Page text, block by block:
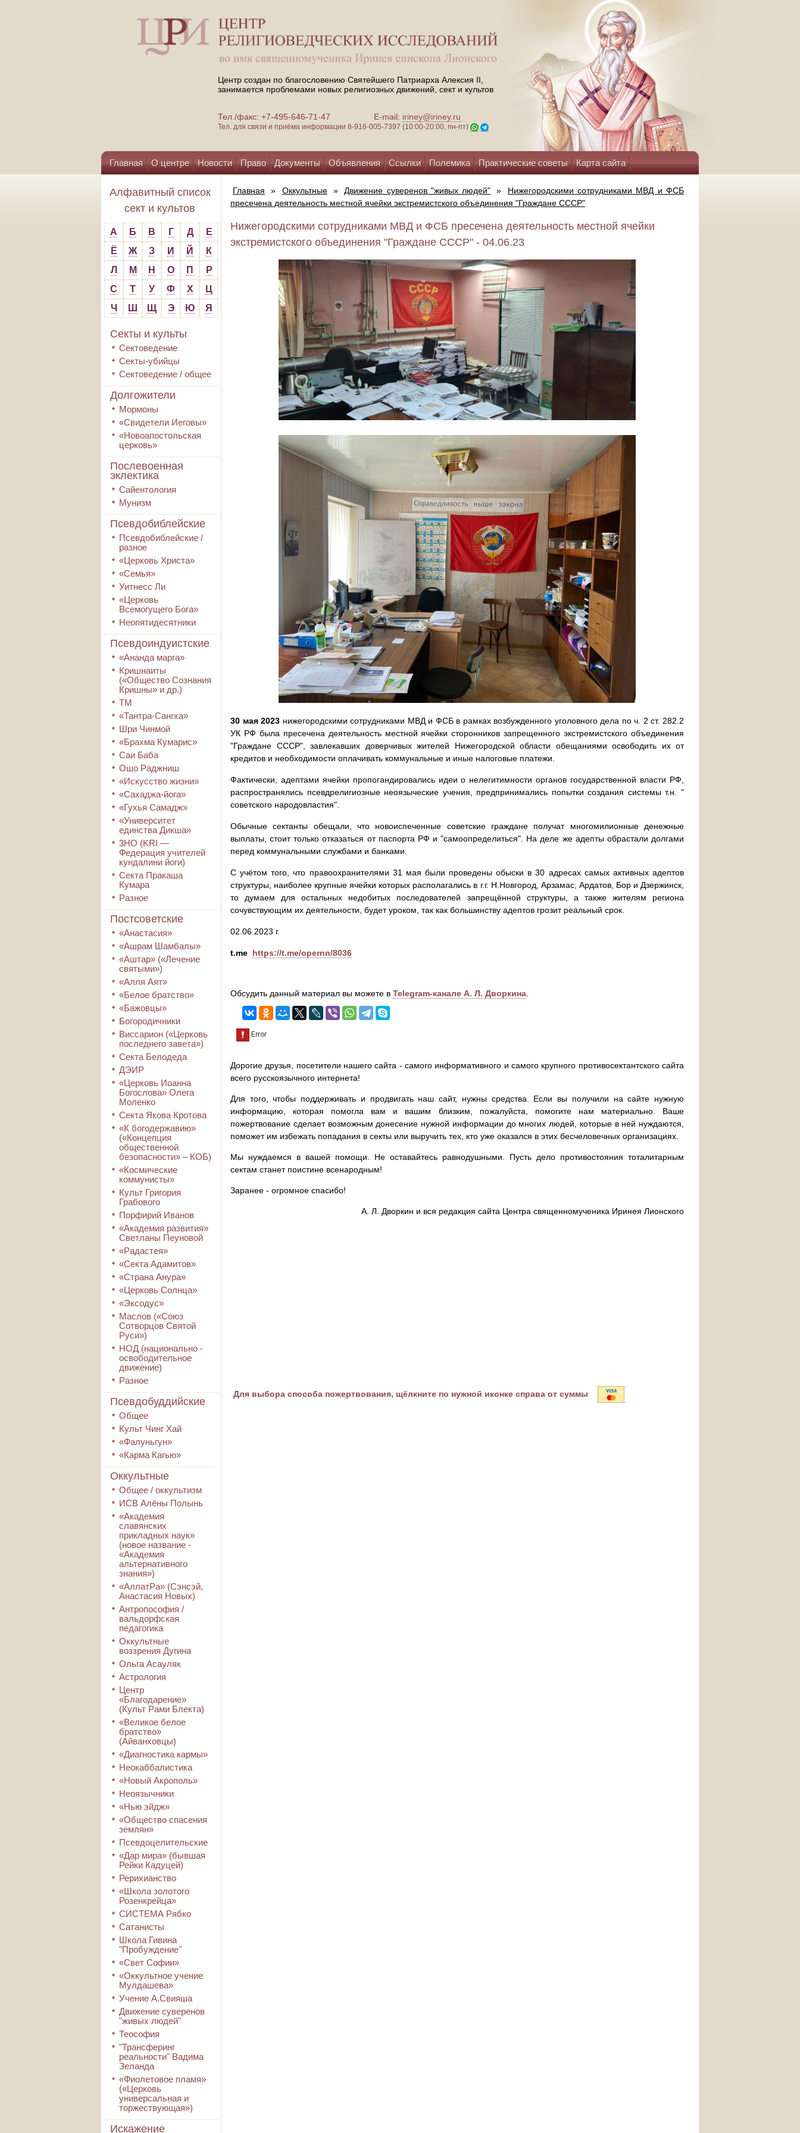
Центр создан по благословению Святейшего Патриарха Алексия II,
занимается проблемами новых религиозных движений, сект и культов
Тел./факс: +7-495-646-71-47 E-mail: iriney@iriney.ru
Тел. для связи и приёма информации 8-916-005-7397 (10:00-20:00, пн-пт)
Главная О центре Новости Право Документы Объявления Ссылки Полемика Практические советы Карта сайта
Помощь центру
Алфавитный список
сект и культов
А Б В Г Д
Е
Ё
Ж З И Й
К
Л
М Н О П
Р
С
Т У Ф Х
Ц
Ч
Ш Щ Э Ю Я
Секты и культы
Сектоведение
Секты-убийцы
Сектоведение / общее
Долгожители
Мормоны
«Свидетели Иеговы»
«Новоапостольская
церковь»
Послевоенная
эклектика
Сайентология
Мунизм
Псевдобиблейские
Псевдобиблейские /
разное
«Церковь Христа»
«Семья»
Уитнесс Ли
«Церковь
Всемогущего Бога»
Неопятидесятники
Псевдоиндуистские
«Ананда марга»
Кришнаиты
(«Общество Сознания
Кришны» и др.)
ТМ
«Тантра-Сангха»
Шри Чинмой
«Брахма Кумарис»
Саи Баба
Ошо Раджниш
«Искусство жизни»
«Сахаджа-йога»
«Гухья Самадж»
«Университет
единства Дикша»
3HO (KRI ―
Федерация учителей
кундалини йоги)
Секта Пракаша
Кумара
Разное
Постсоветские
«Анастасия»
«Ашрам Шамбалы»
«Аштар» («Лечение
святыми»)
«Алля Аят»
«Белое братство»
«Бажовцы»
Богородичники
Виссарион («Церковь
последнего завета»)
Секта Белодеда
ДЭИР
«Церковь Иоанна
Богослова» Олега
Моленко
Секта Якова Кротова
«К богодержавию»
(«Концепция
общественной
безопасности» – КОБ)
«Космические
коммунисты»
Культ Григория
Грабового
Порфирий Иванов
«Академия развития»
Светланы Пеуновой
«Радастея»
«Секта Адамитов»
«Страна Анура»
«Церковь Солнца»
«Эксодус»
Маслов («Союз
Сотворцов Святой
Руси»)
НОД (национально -
освободительное
движение)
Разное
Псевдобуддийские
Общее
Культ Чинг Хай
«Фалуньгун»
«Карма Кагью»
Оккультные
Общее / оккультизм
ИСВ Алёны Полынь
«Академия
славянских
прикладных наук»
(новое название -
«Академия
альтернативного
знания»)
«АллатРа» (Сэнсэй,
Анастасия Новых)
Антропософия /
вальдорфская
педагогика
Оккультные
воззрения Дугина
Ольга Асауляк
Астрология
Центр
«Благодарение»
(Культ Рами Блекта)
«Великое белое
братство»
(Айванховцы)
«Диагностика кармы»
Неокаббалистика
«Новый Акрополь»
Неоязычники
«Нью эйдж»
«Общество спасения
землян»
Псевдоцелительские
«Дар мира» (бывшая
Рейки Кадуцей)
Рерихианство
«Школа золотого
Розенкрейца»
СИСТЕМА Рябко
Сатанисты
Школа Гивина
"Пробуждение"
«Свет Софии»
«Оккультное учение
Мулдашева»
Учение А.Свияша
Движение суверенов
"живых людей"
Теософия
"Трансферинг
реальности" Вадима
Зеланда
«Фиолетовое пламя»
(«Церковь
универсальная и
торжествующая»)
Искажение
Главная » Оккультные » Движение суверенов "живых людей" »
Нижегородскими сотрудниками МВД и ФСБ
пресечена деятельность местной ячейки экстремистского объединения "Граждане СССР"
Нижегородскими сотрудниками МВД и ФСБ пресечена деятельность местной ячейки
экстремистского объединения "Граждане СССР" - 04.06.23
30 мая 2023 нижегородскими сотрудниками МВД и ФСБ в рамках возбужденного уголовного дела по ч. 2 ст. 282.2
УК РФ была пресечена деятельность местной ячейки сторонников запрещенного экстремистского объединения
"Граждане СССР", завлекавших доверчивых жителей Нижегородской области обещаниями освободить их от
кредитов и необходимости оплачивать коммунальные и иные налоговые платежи.
Фактически, адептами ячейки пропогандировались идеи о нелегитимности органов государственной власти РФ,
распространялись псевдрелигиозные неоязыческие учения, предпринимались попытки создания системы т.н. "
советского народовластия".
Обычные сектанты обещали, что новоиспеченные советские граждане получат многомилионные денежные
выплаты, стоит только отказаться от паспорта РФ и "самоопределиться". На деле же адепты обрастали долгами
перед коммунальными службами и банками.
С учётом того, что правоохранителями 31 мая были проведены обыски в 30 адресах самых активных адептов
структуры, наиболее крупные ячейки которых располагались в г.г. Н.Новгород, Арзамас, Ардатов, Бор и Дзержинск,
то думаем для остальных недобитых последователей запрещённой структуры, а также жителям региона
сочувствующим их деятельности, будет уроком, так как большинству адептов грозит реальный срок.
02.06.2023 г.
t.me https://t.me/opernn/8036
Обсудить данный материал вы можете в Telegram-канале А. Л. Дворкина
Дорогие друзья, посетители нашего сайта - самого информативного и самого крупного противосектантского сайта
всего русскоязычного интернета!
Для того, чтобы поддерживать и продвигать наш сайт, нужны средства. Если вы получили на сайте нужную
информацию, которая помогла вам и вашим близким, пожалуйста, помогите нам материально. Ваше
пожертвование сделает возможным донесение нужной информации до многих людей, которые в ней нуждаются,
поможет им избежать попадания в секты или выручить тех, кто уже оказался в этих бесчеловечных организациях.
Мы нуждаемся в вашей помощи. Не оставайтесь равнодушными. Пусть дело противостояния тоталитарным
сектам станет поистине всенародным!
Заранее - огромное спасибо!
А. Л. Дворкин и вся редакция сайта Центра священномученика Иринея Лионского
Для выбора способа пожертвования, щёлкните по нужной иконке справа от суммы